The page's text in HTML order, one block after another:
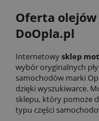
Oferta olejów
DoOpla.pl
Internetowysklep
wybór oryginalnych
samochodów marki
dzięki wyszukiwarce.
sklepu, który pomoże
typu części